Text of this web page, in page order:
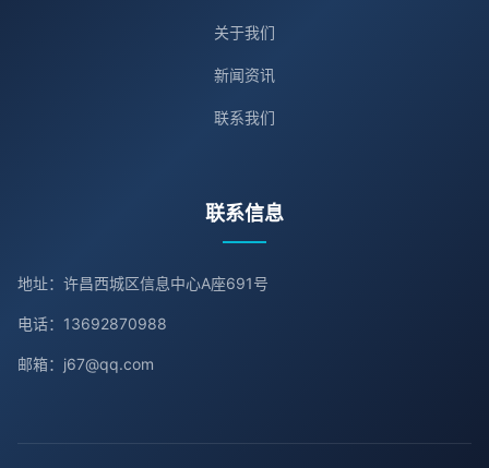
关于我们
新闻资讯
联系我们
联系信息
地址：许昌西城区信息中心A座691号
电话：13692870988
邮箱：j67@qq.com